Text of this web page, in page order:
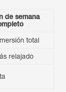
de semana